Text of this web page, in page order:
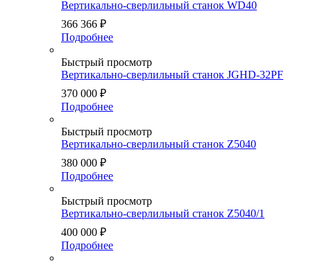
Вертикально-сверлильный станок WD40
366 366 ₽
Подробнее
Быстрый просмотр
Вертикально-сверлильный станок JGHD-32PF
370 000 ₽
Подробнее
Быстрый просмотр
Вертикально-сверлильный станок Z5040
380 000 ₽
Подробнее
Быстрый просмотр
Вертикально-сверлильный станок Z5040/1
400 000 ₽
Подробнее